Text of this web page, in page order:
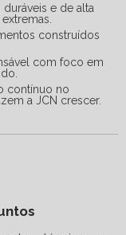
e de alta
construídos
com foco em
contínuo no
a JCN crescer.